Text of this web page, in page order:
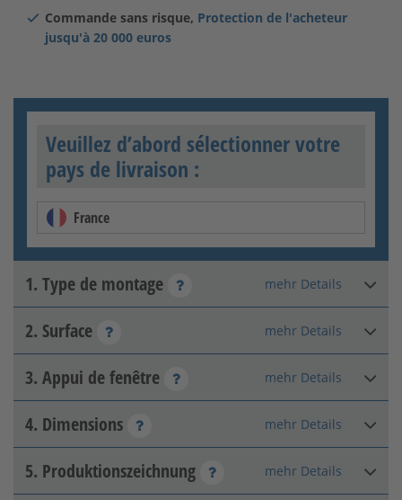
Commande sans risque, Protection de l'acheteur
jusqu'à 20 000 euros
Veuillez d’abord sélectionner votre
pays de livraison :
France
1. Type de montage mehr Details
Sur le mur extérieur
2. Surface mehr Details
Galvanisé à chaud
3. Appui de fenêtre mehr Details
Pas d'appui de fenêtre
disponible
4. Dimensions mehr Details
Hauteur de l’intrados:
mm
5. Produktionszeichnung mehr Details